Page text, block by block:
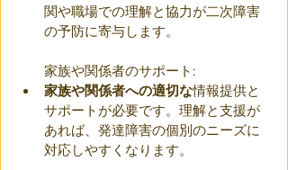
関や職場での理解と協力が二次障害
の予防に寄与します。
家族や関係者のサポート:
家族や関係者への適切な情報提供と
サポートが必要です。理解と支援が
あれば、発達障害の個別のニーズに
対応しやすくなります。